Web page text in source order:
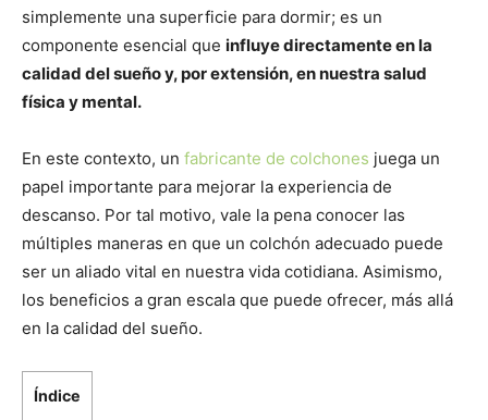
simplemente una superficie para dormir; es un
componente esencial que influye directamente en la
calidad del sueño y, por extensión, en nuestra salud
física y mental.
En este contexto, un fabricante de colchones juega un
papel importante para mejorar la experiencia de
descanso. Por tal motivo, vale la pena conocer las
múltiples maneras en que un colchón adecuado puede
ser un aliado vital en nuestra vida cotidiana. Asimismo,
los beneficios a gran escala que puede ofrecer, más allá
en la calidad del sueño.
Índice